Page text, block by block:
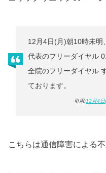
12月4日(月)朝10時未明
代表のフリーダイヤル
全院のフリーダイヤル
ております。
引用:12月4日
こちらは通信障害による